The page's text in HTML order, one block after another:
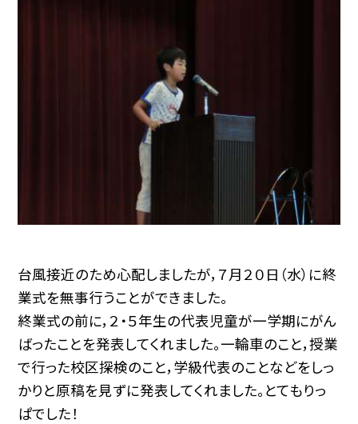
台風接近のため心配しましたが，７月２０日（水）に終
業式を無事行うことができました。
終業式の前に，２・５年生の代表児童が一学期にがん
ばったことを発表してくれました。一輪車のこと，授業
で行った校区探検のこと，学級代表のことなどをしっ
かりと原稿を見ずに発表してくれました。とてもりっ
ぱでした！